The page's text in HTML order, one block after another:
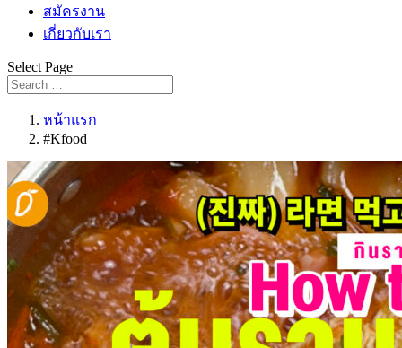
สมัครงาน
เกี่ยวกับเรา
Select Page
หน้าแรก
#Kfood